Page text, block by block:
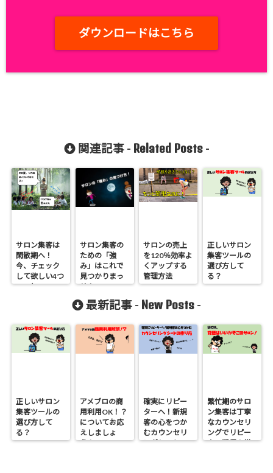
ダウンロードはこちら
関連記事 - Related Posts-
サロン集客は
閑散期へ！
今、チェック
して欲しい4つ
のこと
サロン集客の
ための「強
み」はこれで
見つかりまっ
せ！
サロンの売上
を120％効率よ
くアップする
管理方法
正しいサロン
集客ツールの
選び方して
る？
最新記事 - New Posts -
正しいサロン
集客ツールの
選び方して
る？
アメブロの商
用利用OK！？
についてお応
えしましょ
う！
確実にリピー
ターへ！新規
客の心をつか
むカウンセリ
ングシートの
繁忙期のサロ
ン集客は丁寧
なカウンセリ
ングでリピー
ター獲得！覚